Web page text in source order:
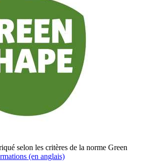
selon les critères de la norme Green
(en anglais)